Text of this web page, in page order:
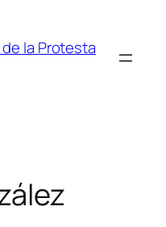
la Protesta